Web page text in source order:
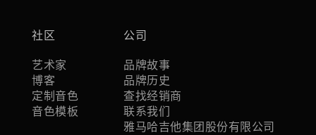
社区
艺术家
博客
定制音色
音色模板
公司
品牌故事
品牌历史
查找经销商
联系我们
雅马哈吉他集团股份有限公司